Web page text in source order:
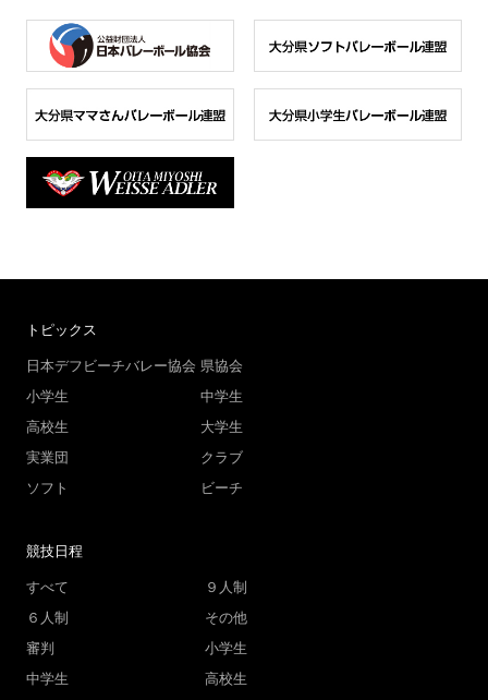
トピックス
日本デフビーチバレー協会 県協会
小学生
中学生
高校生
大学生
実業団
クラブ
ソフト
ビーチ
競技日程
すべて
９人制
６人制
その他
審判
小学生
中学生
高校生